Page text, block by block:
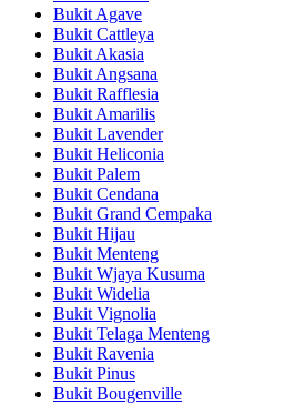
Bukit Agave
Bukit Cattleya
Bukit Akasia
Bukit Angsana
Bukit Rafflesia
Bukit Amarilis
Bukit Lavender
Bukit Heliconia
Bukit Palem
Bukit Cendana
Bukit Grand Cempaka
Bukit Hijau
Bukit Menteng
Bukit Wjaya Kusuma
Bukit Widelia
Bukit Vignolia
Bukit Telaga Menteng
Bukit Ravenia
Bukit Pinus
Bukit Bougenville